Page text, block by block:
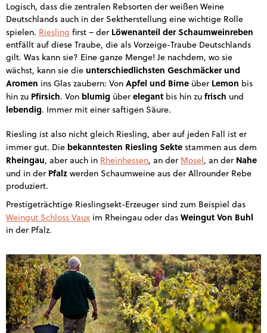
Logisch, dass die zentralen Rebsorten der weißen Weine
Deutschlands auch in der Sektherstellung eine wichtige Rolle
spielen. Riesling first – der Löwenanteil der Schaumweinreben
entfällt auf diese Traube, die als Vorzeige-Traube Deutschlands
gilt. Was kann sie? Eine ganze Menge! Je nachdem, wo sie
wächst, kann sie die unterschiedlichsten Geschmäcker und
Aromen ins Glas zaubern: Von Apfel und Birne über Lemon bis
hin zu Pfirsich. Von blumig über elegant bis hin zu frisch und
lebendig. Immer mit einer saftigen Säure.
Riesling ist also nicht gleich Riesling, aber auf jeden Fall ist er
immer gut. Die bekanntesten Riesling Sekte stammen aus dem
Rheingau, aber auch in Rheinhessen, an der Mosel, an der Nahe
und in der Pfalz werden Schaumweine aus der Allrounder Rebe
produziert.
Prestigeträchtige Rieslingsekt-Erzeuger sind zum Beispiel das
Weingut Schloss Vaux im Rheingau oder das Weingut Von Buhl
in der Pfalz.